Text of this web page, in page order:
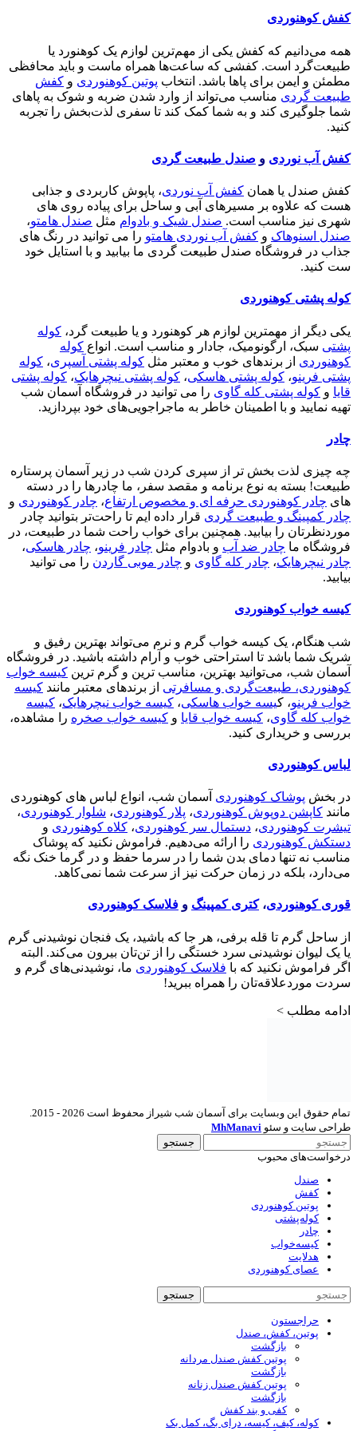
کفش کوهنوردی
همه می‌دانیم که کفش یکی از مهم‌ترین لوازم یک کوهنورد یا
طبیعت‌گرد است. کفشی که ساعت‌ها همراه ماست و باید محافظی
مطمئن و ایمن برای پاها باشد. انتخاب پوتین کوهنوردی و کفش
طبیعت گردی مناسب می‌تواند از وارد شدن ضربه و شوک به پاهای
شما جلوگیری کند و به شما کمک کند تا سفری لذت‌بخش را تجربه
کنید.
کفش آب نوردی و صندل طبیعت گردی
کفش صندل یا همان کفش آب نوردی، پاپوش کاربردی و جذابی
هست که علاوه بر مسیرهای آبی و ساحل برای پیاده روی های
شهری نیز مناسب است. صندل شیک و بادوام مثل صندل هامتو،
صندل اسنوهاک و کفش آب نوردی هامتو را می توانید در رنگ های
جذاب در فروشگاه صندل طبیعت گردی ما بیابید و با استایل خود
ست کنید.
کوله پشتی کوهنوردی
یکی دیگر از مهمترین لوازم هر کوهنورد و یا طبیعت گرد، کوله
پشتی سبک، ارگونومیک، جادار و مناسب است. انواع کوله
کوهنوردی از برندهای خوب و معتبر مثل کوله پشتی آسپری، کوله
پشتی فرینو، کوله پشتی هاسکی، کوله پشتی نیچرهایک، کوله پشتی
قایا و کوله پشتی کله گاوی را می توانید در فروشگاه آسمان شب
تهیه نمایید و با اطمینان خاطر به ماجراجویی‌های خود بپردازید.
چادر
چه چیزی لذت بخش تر از سپری کردن شب در زیر آسمان پرستاره
طبیعت! بسته به نوع برنامه و مقصد سفر، ما چادرها را در دسته
های چادر کوهنوردی حرفه ای و مخصوص ارتفاع، چادر کوهنوردی و
چادر کمپینگ و طبیعت گردی قرار داده ایم تا راحت‌تر بتوانید چادر
موردنظرتان را بیابید. همچنین برای خواب راحت شما در طبیعت، در
فروشگاه ما چادر ضد آب و بادوام مثل چادر فرینو، چادر هاسکی،
چادر نیچرهایک، چادر کله گاوی و چادر موبی گاردن را می توانید
بیابید.
کیسه خواب کوهنوردی
شب هنگام، یک کیسه خواب گرم و نرم می‌تواند بهترین رفیق و
شریک شما باشد تا استراحتی خوب و آرام داشته باشید. در فروشگاه
آسمان شب، می‌توانید بهترین، مناسب ترین و گرم ترین کیسه خواب
کوهنوردی، طبیعت‌گردی و مسافرتی از برندهای معتبر مانند کیسه
خواب فرینو، کیسه خواب هاسکی، کیسه خواب نیچرهایک، کیسه
خواب کله گاوی، کیسه خواب قایا و کیسه خواب صخره را مشاهده،
بررسی و خریداری کنید.
لباس کوهنوردی
در بخش پوشاک کوهنوردی آسمان شب، انواع لباس های کوهنوردی
مانند کاپشن دوپوش کوهنوردی، پلار کوهنوردی، شلوار کوهنوردی،
تیشرت کوهنوردی، دستمال سر کوهنوردی، کلاه کوهنوردی و
دستکش کوهنوردی را ارائه می‌دهیم. فراموش نکنید که پوشاک
مناسب نه تنها دمای بدن شما را در سرما حفظ و در گرما خنک نگه
می‌دارد، بلکه در زمان حرکت نیز از سرعت شما نمی‌کاهد.
قوری کوهنوردی، کتری کمپینگ و فلاسک کوهنوردی
از ساحل گرم تا قله برفی، هر جا که باشید، یک فنجان نوشیدنی گرم
یا یک لیوان نوشیدنی سرد خستگی را از تن‌تان بیرون می‌کند. البته
اگر فراموش نکنید که با فلاسک کوهنوردی ما، نوشیدنی‌های گرم و
سردت موردعلاقه‌تان را همراه ببرید!
ادامه مطلب >
طراحی سایت و سئو MhManavi
جستجو
درخواست‌های محبوب
صندل
کفش
پوتین کوهنوردی
کوله‌پشتی
چادر
کیسه‌خواب
هدلایت
عصای کوهنوردی
جستجو
حراجستون
پوتین، کفش، صندل
بازگشت
پوتین کفش صندل مردانه
بازگشت
پوتین کفش صندل زنانه
بازگشت
کفی و بند کفش
کوله، کیف، کیسه، درای بگ، کمل بک